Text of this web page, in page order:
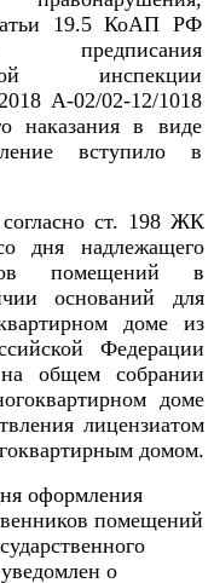
19.5КоАП РФ
предписания
инспекции
А-02/02-12/1018
наказания в виде
вступило в
ст. 198 ЖК
дня надлежащего
помещений в
оснований для
доме из
Федерации
общем собрании
доме
лицензиатом
домом.
оформления
помещений
о